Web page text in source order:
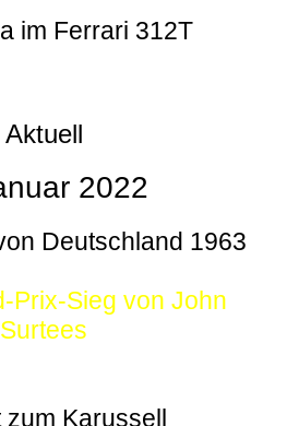
im Ferrari 312T
Aktuell
2022
Deutschland 1963
Prix-Sieg von John
Surtees
zum Karussell